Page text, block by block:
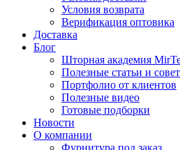
Условия возврата
Верификация оптовика
Доставка
Блог
Шторная академия
Полезные статьи и
Портфолио от клиентов
Полезные видео
Готовые подборки
Новости
О компании
Фурнитура под заказ